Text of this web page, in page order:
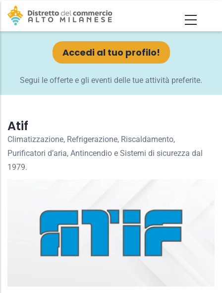
Salta
contenuto
Accedi al tuo profilo!
Segui le offerte e gli eventi delle tue attività preferite.
Atif
Climatizzazione, Refrigerazione, Riscaldamento,
Purificatori d’aria, Antincendio e Sistemi di sicurezza dal
1979.